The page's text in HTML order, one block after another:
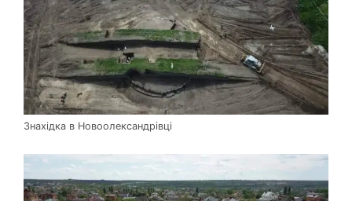
Знахідка в Новоолександрівці